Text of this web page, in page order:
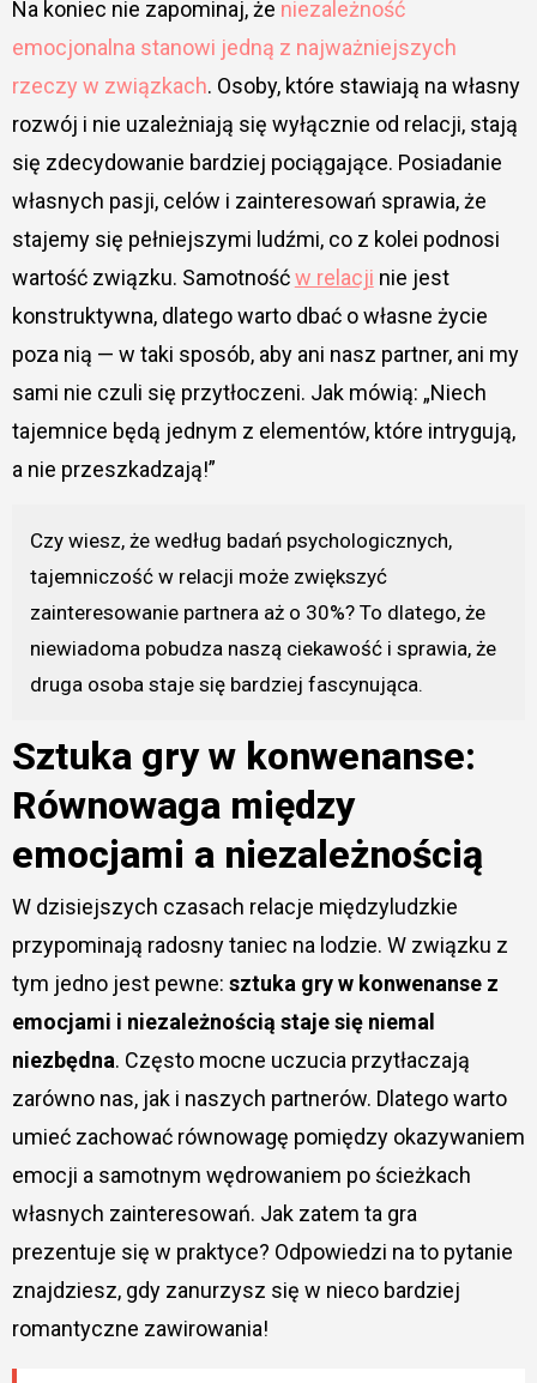
Na koniec nie zapominaj, że niezależność
emocjonalna stanowi jedną z najważniejszych
rzeczy w związkach. Osoby, które stawiają na własny
rozwój i nie uzależniają się wyłącznie od relacji, stają
się zdecydowanie bardziej pociągające. Posiadanie
własnych pasji, celów i zainteresowań sprawia, że
stajemy się pełniejszymi ludźmi, co z kolei podnosi
wartość związku. Samotnośćw relacji nie jest
konstruktywna, dlatego warto dbać o własne życie
poza nią — w taki sposób, aby ani nasz partner, ani my
sami nie czuli się przytłoczeni. Jak mówią: „Niech
tajemnice będą jednym z elementów, które intrygują,
a nie przeszkadzają!”
Czy wiesz, że według badań psychologicznych,
tajemniczość w relacji może zwiększyć
zainteresowanie partnera aż o 30%? To dlatego, że
niewiadoma pobudza naszą ciekawość i sprawia, że
druga osoba staje się bardziej fascynująca.
Sztuka gry w konwenanse:
Równowaga między
emocjami a niezależnością
W dzisiejszych czasach relacje międzyludzkie
przypominają radosny taniec na lodzie. W związku z
tym jedno jest pewne: sztuka gry w konwenanse z
emocjami i niezależnością staje się niemal
niezbędna. Często mocne uczucia przytłaczają
zarówno nas, jak i naszych partnerów. Dlatego warto
umieć zachować równowagę pomiędzy okazywaniem
emocji a samotnym wędrowaniem po ścieżkach
własnych zainteresowań. Jak zatem ta gra
prezentuje się w praktyce? Odpowiedzi na to pytanie
znajdziesz, gdy zanurzysz się w nieco bardziej
romantyczne zawirowania!